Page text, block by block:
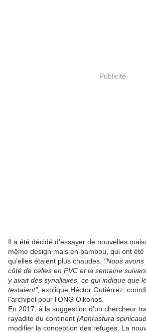
Publicité
Il a été décidé d'essayer de nouvelles
même design mais en bambou, qui ont
qu'elles étaient plus chaudes. "Nous
côté de celles en PVC et la semaine
y avait des synallaxes, ce qui indique que
testaient", explique Héctor Gutiérrez,
l'archipel pour l'ONG Oikonos.
En 2017, à la suggestion d'un chercheur
rayadito du continent (Aphrastura
modifier la conception des refuges. La